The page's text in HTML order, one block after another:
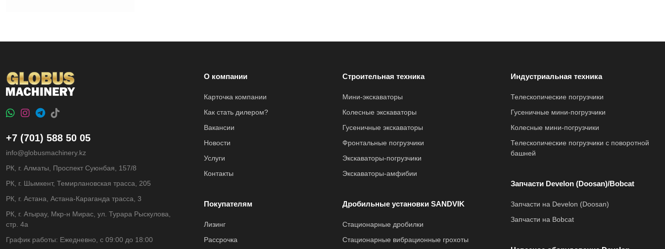
+7 (701) 588 50 05
info@globusmachinery.kz
РК, г. Алматы, Проспект Суюнбая, 157/8
РК, г. Шымкент, Темирлановская трасса, 205
РК, г. Астана, Астана-Караганда трасса, 3
РК, г. Атырау, Мкр-н Мирас, ул. Турара Рыскулова,
стр. 4а
График работы: Ежедневно, с 09:00 до 18:00
О компании
Карточка компании
Как стать дилером?
Вакансии
Новости
Услуги
Контакты
Покупателям
Лизинг
Рассрочка
Строительная техника
Мини-экскаваторы
Колесные экскаваторы
Гусеничные экскаваторы
Фронтальные погрузчики
Экскаваторы-погрузчики
Экскаваторы-амфибии
Дробильные установки SANDVIK
Стационарные дробилки
Стационарные вибрационные грохоты
Индустриальная техника
Телескопические погрузчики
Гусеничные мини-погрузчики
Колесные мини-погрузчики
Телескопические погрузчики с поворотной
башней
Запчасти Develon (Doosan)/Bobcat
Запчасти на Develon (Doosan)
Запчасти на Bobcat